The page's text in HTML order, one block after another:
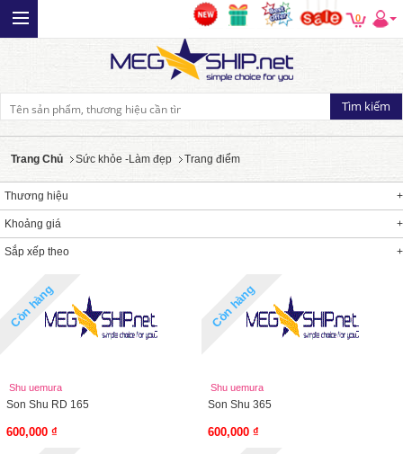
0
Trang Chủ Sức khỏe -Làm đẹp Trang điểm
Thương hiệu
Khoảng giá
Sắp xếp theo
Còn hàng
Shu uemura
Son Shu RD 165
600,000 ₫
Còn hàng
Shu uemura
Son Shu 365
600,000 ₫